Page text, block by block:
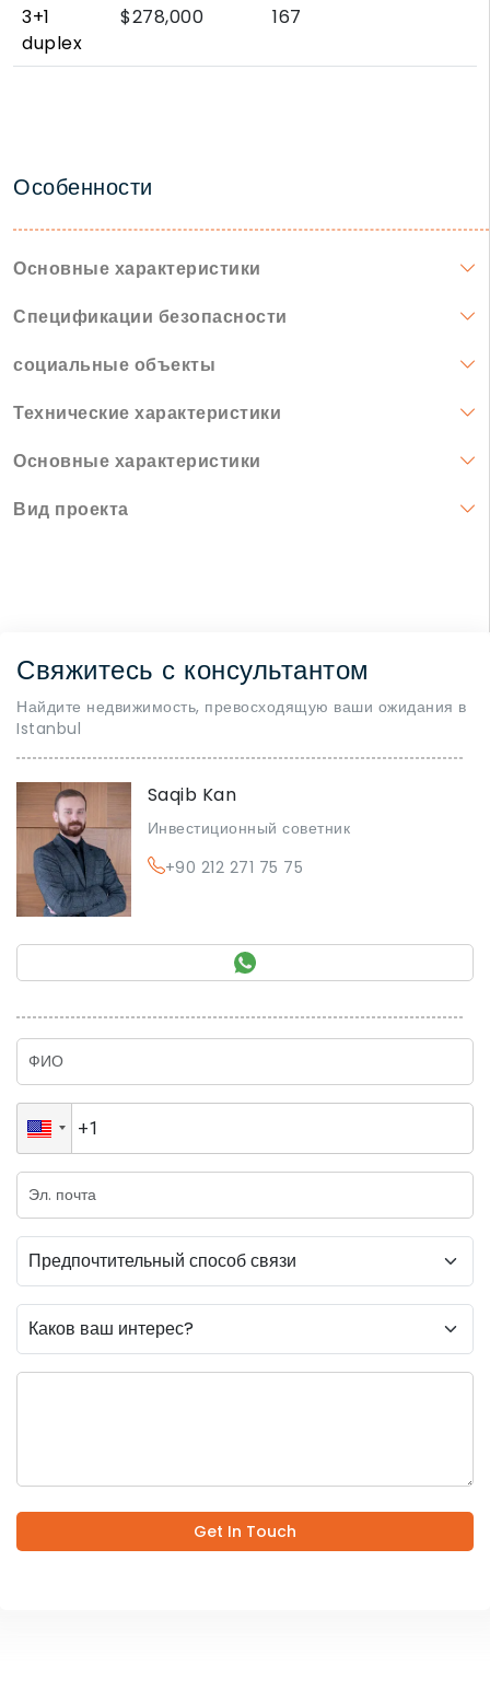
3+1
duplex
$278,000 167
Особенности
Основные характеристики
Спецификации безопасности
социальные объекты
Технические характеристики
Основные характеристики
Вид проекта
Свяжитесь с консультантом
Найдите недвижимость, превосходящую ваши ожидания в
Istanbul
Saqib Kan
Инвестиционный советник
+90 212 271 75 75
Get In Touch